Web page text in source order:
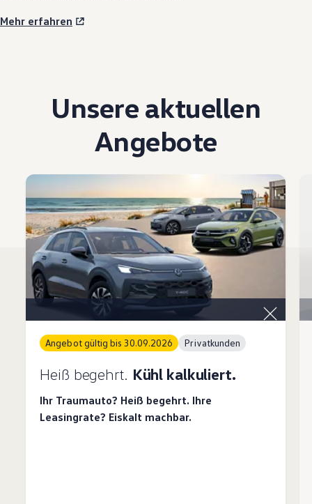
Mehr erfahren
Unsere aktuellen
Angebote
Angebot gültig bis 30.09.2026 Privatkunden
Heiß begehrt. Kühl kalkuliert.
Ihr Traumauto? Heiß begehrt. Ihre
Leasingrate? Eiskalt machbar.